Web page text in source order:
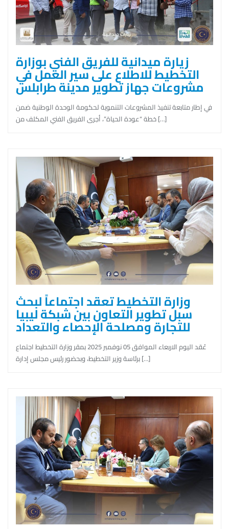
زيارة ميدانية للفريق الفني بوزارة
التخطيط للاطلاع على سير العمل في
مشروعات جهاز تطوير مدينة طرابلس
في إطار متابعة تنفيذ المشروعات التنموية لحكومة الوحدة الوطنية ضمن
خطة “عودة الحياة”، أجرى الفريق الفني المكلف من […]
وزارة التخطيط تعقد اجتماعاً لبحث
سبل تطوير التعاون بين شبكة ليبيا
للتجارة ومصلحة الإحصاء والتعداد
عُقد اليوم الاربعاء الموافق 05 نوفمبر 2025 بمقر وزارة التخطيط اجتماع
برئاسة وزير التخطيط، وبحضور رئيس مجلس إدارة […]